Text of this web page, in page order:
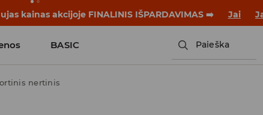
skambutį. Pradėk mokslo metus su nauju įvaizdžiu!
BASIC Paieška
nertinis